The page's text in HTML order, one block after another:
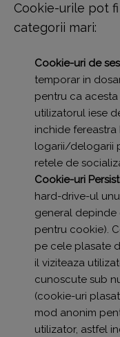
Cookie-urile pot
categorii mari:
Cookie-uri de
temporar in
pentru ca
utilizatorul iese
inchide fereastra
logarii/delogarii
retele de
Cookie-uri
hard-drive-ul
general depinde
pentru cookie).
pe cele plasate
il viziteaza
cunoscute sub
(cookie-uri
mod anonim
utilizator, astfel